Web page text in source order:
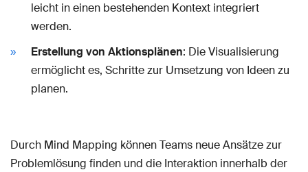
leicht in einen bestehenden Kontext integriert
werden.
Erstellung von Aktionsplänen: Die Visualisierung
ermöglicht es, Schritte zur Umsetzung von Ideen zu
planen.
Durch Mind Mapping können Teams neue Ansätze zur
Problemlösung finden und die Interaktion innerhalb der